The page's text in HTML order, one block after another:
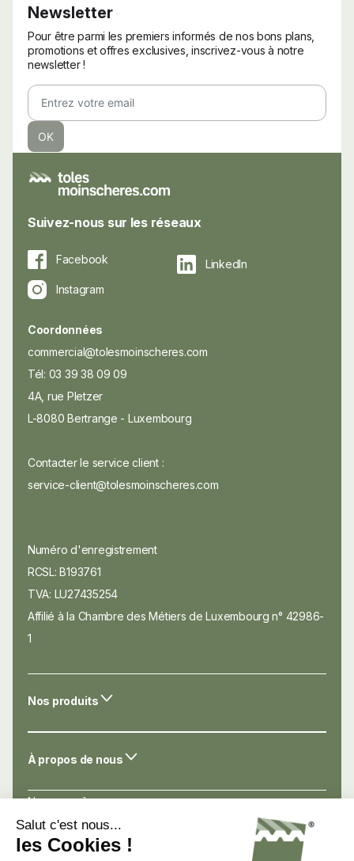
Suivez-nous sur les réseaux
Facebook
LinkedIn
Instagram
Coordonnées
commercial@tolesmoinscheres.com
Tél: 03 39 38 09 09
4A, rue Pletzer
L-8080 Bertrange - Luxembourg
Contacter le service client :
service-client@tolesmoinscheres.com
Numéro d'enregistrement
RCSL: B193761
TVA: LU27435254
Affilié à la Chambre des Métiers de Luxembourg n° 42986-
1
À propos de nous
Nos conseils
Nos atouts
Avis de nos clients
Nos produits
Newsletter
Pour être parmi les premiers informés de nos bons plans,
promotions et offres exclusives, inscrivez-vous à notre
newsletter !